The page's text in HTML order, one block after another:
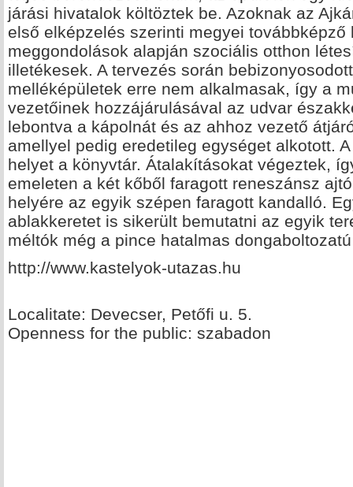
járási hivatalok költöztek be. Azoknak az
első elképzelés szerinti megyei
meggondolások alapján szociális otthon
illetékesek. A tervezés során
melléképületek erre nem alkalmasak, így a
vezetőinek hozzájárulásával az udvar
lebontva a kápolnát és az ahhoz vezető
amellyel pedig eredetileg egységet alkotott.
helyet a könyvtár. Átalakításokat végeztek,
emeleten a két kőből faragott reneszánsz
helyére az egyik szépen faragott kandalló.
ablakkeretet is sikerült bemutatni az egyik
méltók még a pince hatalmas
http://www.kastelyok-utazas.hu
Localitate: Devecser, Petőfi u. 5.
Openness for the public: szabadon